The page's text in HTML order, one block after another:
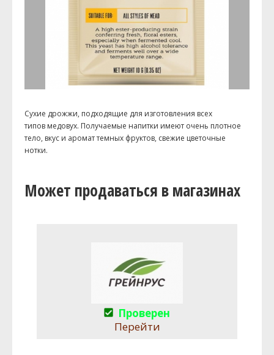
Сухие дрожжи, подходящие для изготовления всех
типов медовух. Получаемые напитки имеют очень плотное
тело, вкус и аромат темных фруктов, свежие цветочные
нотки.
Может продаваться в магазинах
Проверен
Перейти